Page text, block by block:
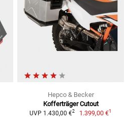
Hepco & Becker
Kofferträger Cutout
UVP 1.430,00 €2 1.399,00 €1